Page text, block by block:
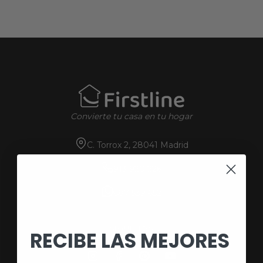
Convierte tu casa en tu hogar
C. Torrox 2, 28041 Madrid
RECIBE LAS MEJORES